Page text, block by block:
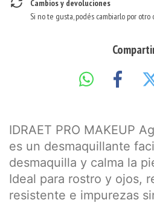
Cambios y devoluciones
Si no te gusta, podés cambiarlo por otro
IDRAET PRO MAKEUP
es un desmaquillante
desmaquilla y calma la
Ideal para rostro y ojos,
resistente e impurezas